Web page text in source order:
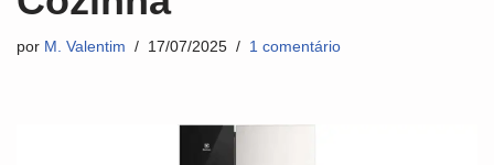
por M. Valentim 17/07/2025 1 comentário